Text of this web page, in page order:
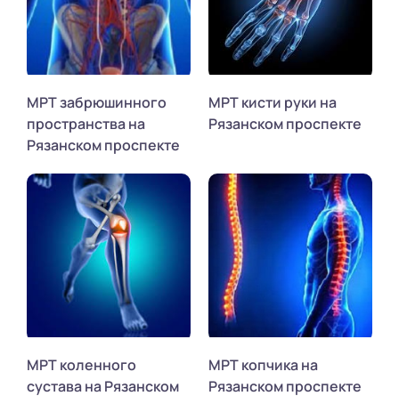
МРТ забрюшинного
пространства на
Рязанском проспекте
МРТ кисти руки на
Рязанском проспекте
МРТ коленного
сустава на Рязанском
МРТ копчика на
Рязанском проспекте